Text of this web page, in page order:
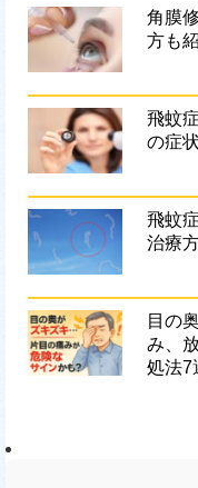
角膜
方も
飛蚊
の症
飛蚊
治療
目の
み、
処法7